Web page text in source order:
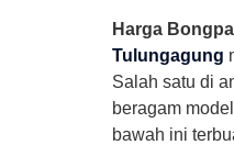
Harga
Tulungagung
Salah satu di
beragam
bawah ini